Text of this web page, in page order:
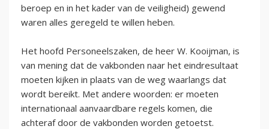
beroep en in het kader van de veiligheid) gewend
waren alles geregeld te willen heben.
Het hoofd Personeelszaken, de heer W. Kooijman, is
van mening dat de vakbonden naar het eindresultaat
moeten kijken in plaats van de weg waarlangs dat
wordt bereikt. Met andere woorden: er moeten
internationaal aanvaardbare regels komen, die
achteraf door de vakbonden worden getoetst.